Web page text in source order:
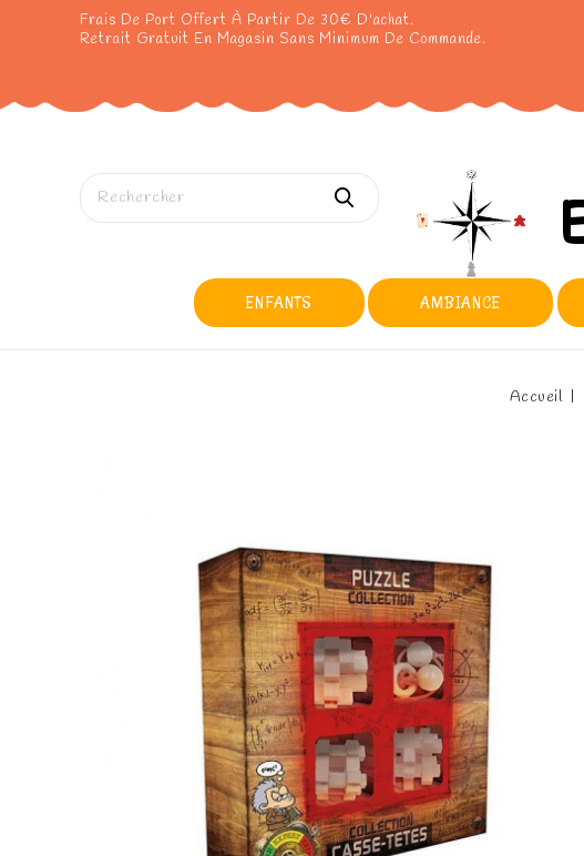
Frais De Port Offert À Partir De 30€ D'achat.
Retrait Gratuit En Magasin Sans Minimum De Commande.
ENFANTS AMBIANCE
Accueil